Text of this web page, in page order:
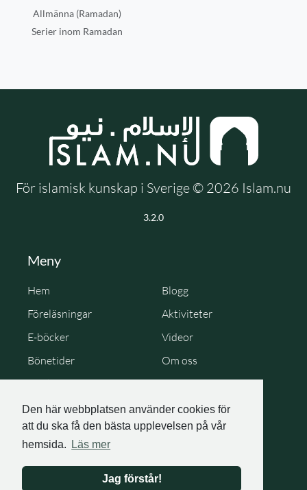
Den här webbplatsen använder cookies för
att du ska få den bästa upplevelsen på vår
hemsida.
Läs mer
Jag förstår!
Allmänna (Ramadan)
Serier inom Ramadan
För islamisk kunskap i Sverige © 2026 Islam.nu
3.2.0
Meny
Hem
Blogg
Föreläsningar
Aktiviteter
E-böcker
Videor
Bönetider
Om oss
Cookie Policy
Personuppgiftspolicy